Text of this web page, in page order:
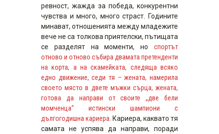
ревност, жажда за победа, конкурентни
чувства и много, много страст. Годините
минават, отношенията между младежите
вече не са толкова приятелски, пътищата
се разделят на моменти, но спортът
отново и отново събира двамата претенденти
на корта, а на скамейката, следяща всяко
едно движение, седи тя – жената, намерила
своето място в двете мъжки сърца, жената,
готова да направи от своите „две бели
момченца“ истински шампиони с
дългогодишна кариера. Кариера, каквато тя
самата не успява да направи, поради